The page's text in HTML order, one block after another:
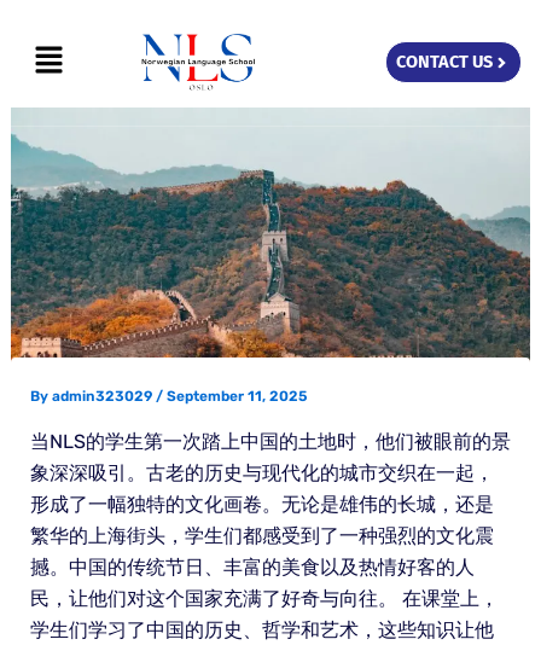
content
Menu CONTACT US
By admin323029 / September 11, 2025
当NLS的学生第一次踏上中国的土地时，他们被眼前的景
象深深吸引。古老的历史与现代化的城市交织在一起，
形成了一幅独特的文化画卷。无论是雄伟的长城，还是
繁华的上海街头，学生们都感受到了一种强烈的文化震
撼。中国的传统节日、丰富的美食以及热情好客的人
民，让他们对这个国家充满了好奇与向往。 在课堂上，
学生们学习了中国的历史、哲学和艺术，这些知识让他